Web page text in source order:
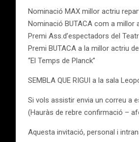
Nominació MAX millor actriu
Nominació BUTACA com a millor
Premi Ass.d’espectadors del
Premi BUTACA a la millor actriu
“El Temps de Planck”
SEMBLA QUE RIGUI a la sala
Si vols assistir envia un correu a
(Hauràs de rebre confirmació –
Aquesta invitació, personal i